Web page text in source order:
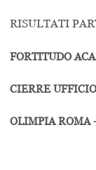
RISULTATI
FORTITUDO
CIERRE
OLIMPIA ROMA